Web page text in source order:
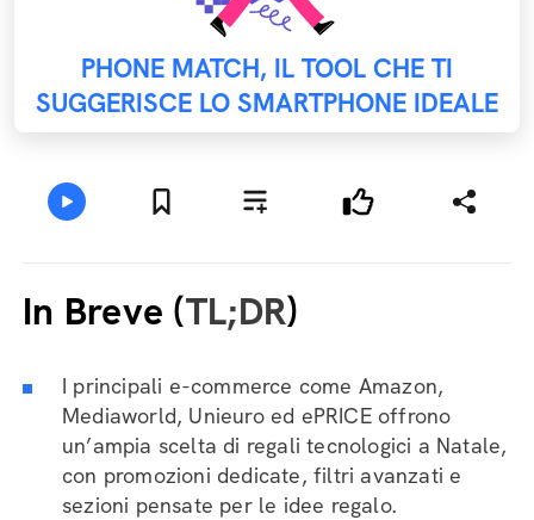
PHONE MATCH, IL TOOL CHE TI
SUGGERISCE LO SMARTPHONE IDEALE
In Breve (TL;DR)
I principali e-commerce come Amazon,
Mediaworld, Unieuro ed ePRICE offrono
un’ampia scelta di regali tecnologici a Natale,
con promozioni dedicate, filtri avanzati e
sezioni pensate per le idee regalo.